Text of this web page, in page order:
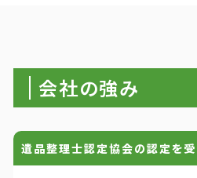
会社の強み
遺品整理士認定協会の認定を